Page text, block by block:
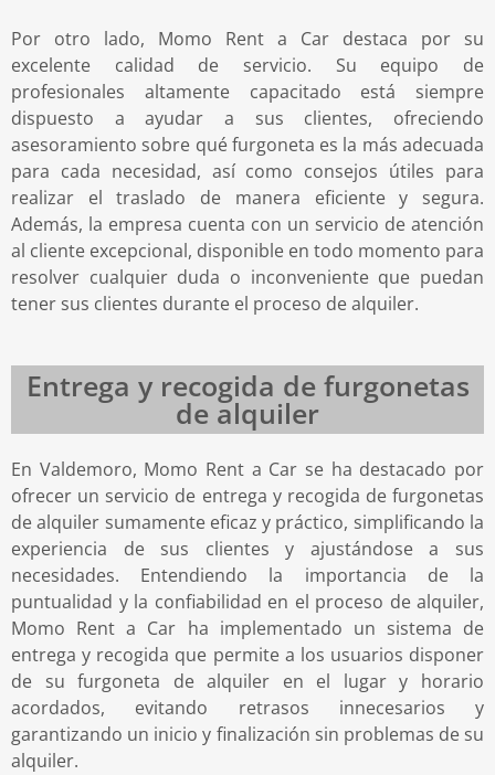
Por otro lado, Momo Rent a Car destaca por su
excelente calidad de servicio. Su equipo de
profesionales altamente capacitado está siempre
dispuesto a ayudar a sus clientes, ofreciendo
asesoramiento sobre qué furgoneta es la más adecuada
para cada necesidad, así como consejos útiles para
realizar el traslado de manera eficiente y segura.
Además, la empresa cuenta con un servicio de atención
al cliente excepcional, disponible en todo momento para
resolver cualquier duda o inconveniente que puedan
tener sus clientes durante el proceso de alquiler.
Entrega y recogida de furgonetas
de alquiler
En Valdemoro, Momo Rent a Car se ha destacado por
ofrecer un servicio de entrega y recogida de furgonetas
de alquiler sumamente eficaz y práctico, simplificando la
experiencia de sus clientes y ajustándose a sus
necesidades. Entendiendo la importancia de la
puntualidad y la confiabilidad en el proceso de alquiler,
Momo Rent a Car ha implementado un sistema de
entrega y recogida que permite a los usuarios disponer
de su furgoneta de alquiler en el lugar y horario
acordados, evitando retrasos innecesarios y
garantizando un inicio y finalización sin problemas de su
alquiler.